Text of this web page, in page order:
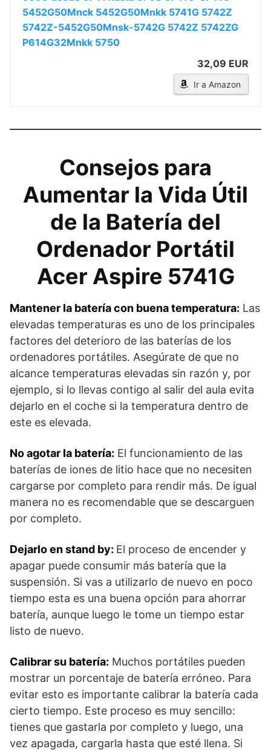
5452G50Mnck 5452G50Mnkk 5741G 5742Z
5742Z-5452G50Mnsk-5742G 5742Z 5742ZG
P614G32Mnkk 5750
32,09 EUR
Ir a Amazon
Consejos para
Aumentar la Vida Útil
de la Batería del
Ordenador Portátil
Acer Aspire 5741G
Mantener la batería con buena temperatura: Las
elevadas temperaturas es uno de los principales
factores del deterioro de las baterías de los
ordenadores portátiles. Asegúrate de que no
alcance temperaturas elevadas sin razón y, por
ejemplo, si lo llevas contigo al salir del aula evita
dejarlo en el coche si la temperatura dentro de
este es elevada.
No agotar la batería: El funcionamiento de las
baterías de iones de litio hace que no necesiten
cargarse por completo para rendir más. De igual
manera no es recomendable que se descarguen
por completo.
Dejarlo en stand by: El proceso de encender y
apagar puede consumir más batería que la
suspensión. Si vas a utilizarlo de nuevo en poco
tiempo esta es una buena opción para ahorrar
batería, aunque luego le tome un tiempo estar
listo de nuevo.
Calibrar su batería: Muchos portátiles pueden
mostrar un porcentaje de batería erróneo. Para
evitar esto es importante calibrar la batería cada
cierto tiempo. Este proceso es muy sencillo:
tienes que gastarla por completo y luego, una
vez apagada, cargarla hasta que esté llena. Si